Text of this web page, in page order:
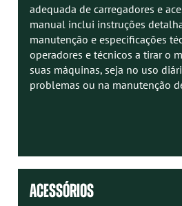
adequada de carregadores e
manual inclui instruções
manutenção e especificações
operadores e técnicos a tirar o
suas máquinas, seja no uso
problemas ou na manutenção
ACESSÓRIOS